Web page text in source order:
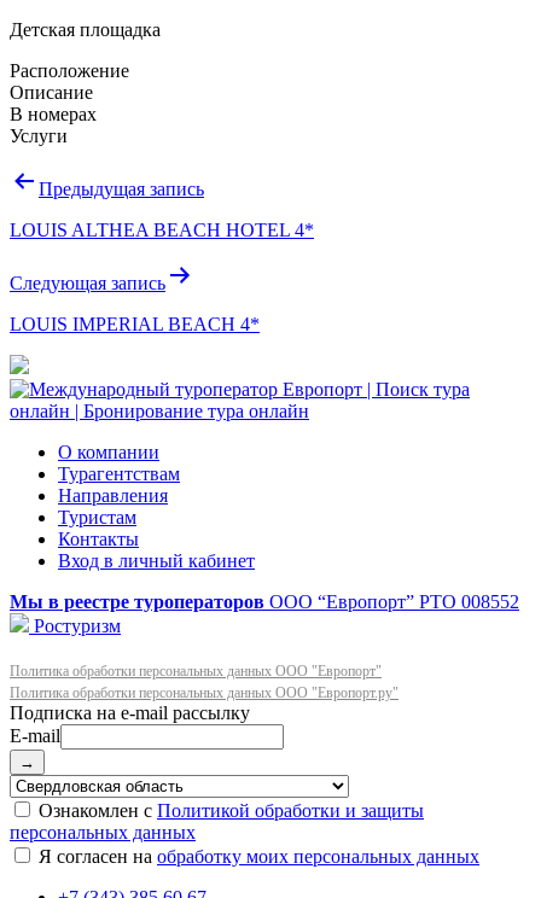
Детская площадка
Расположение
Описание
В номерах
Услуги
Навигация
записям
Предыдущая запись
LOUIS ALTHEA BEACH HOTEL 4*
Следующая запись
LOUIS IMPERIAL BEACH 4*
О компании
Турагентствам
Направления
Туристам
Контакты
Вход в личный кабинет
Мы в реестре туроператоров ООО “Европорт” РТО 008552
Ростуризм
Политика обработки персональных данных ООО "Европорт"
Политика обработки персональных данных ООО "Европорт.ру"
E-mail
→
Ознакомлен с Политикой обработки и защиты
персональных данных
Я согласен на обработку моих персональных данных